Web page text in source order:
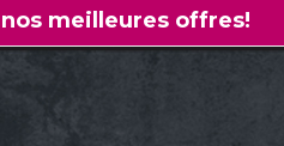
meilleures offres!